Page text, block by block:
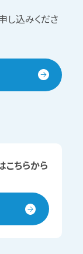
し込みくださ
こちらから